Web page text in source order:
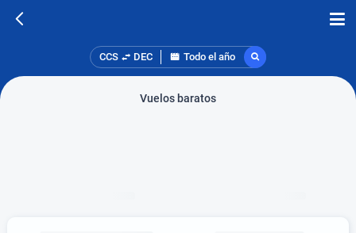
CCS DEC Todo el año
Vuelos baratos